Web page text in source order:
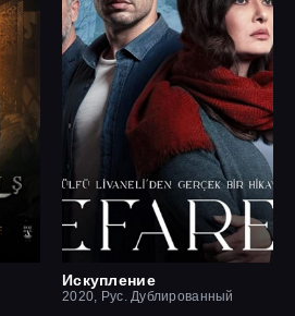
Искупление
2020, Рус. Дублированный